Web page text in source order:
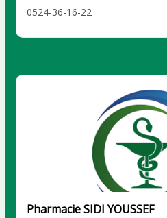
0524-36-16-22
Pharmacie SIDI YOUSSEF